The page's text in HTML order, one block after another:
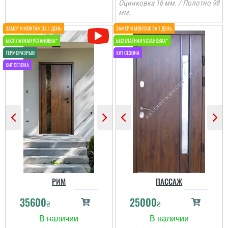
ВАЛЕНТИН
Пользователь не
Лариса
Оцинковка 16 мм. / Полотно 98
мм.
РИМ
35600₴
ПАССАЖ
25000₴